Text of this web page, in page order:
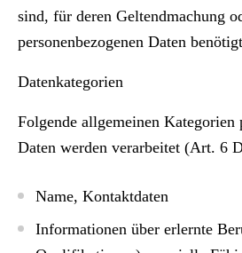
sind, für deren Geltendmachung
personenbezogenen Daten
Datenkategorien
Folgende allgemeinen Kategorien
Daten werden verarbeitet (Art. 6
Name, Kontaktdaten
Informationen über erlernte